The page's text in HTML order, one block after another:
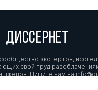
ДИССЕРНЕТ
экспертов,
свой труд
лжецов. Пишите нам на